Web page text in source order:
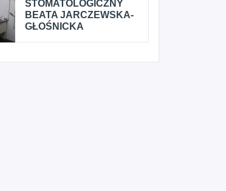
STOMATOLOGICZNY
BEATA JARCZEWSKA-
GŁOŚNICKA